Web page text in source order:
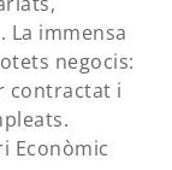
La immensa
negocis:
contractat i
Econòmic